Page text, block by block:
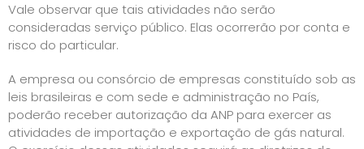
Vale observar que tais atividades não serão
consideradas serviço público. Elas ocorrerão por conta e
risco do particular.
A empresa ou consórcio de empresas constituído sob as
leis brasileiras e com sede e administração no País,
poderão receber autorização da ANP para exercer as
atividades de importação e exportação de gás natural.